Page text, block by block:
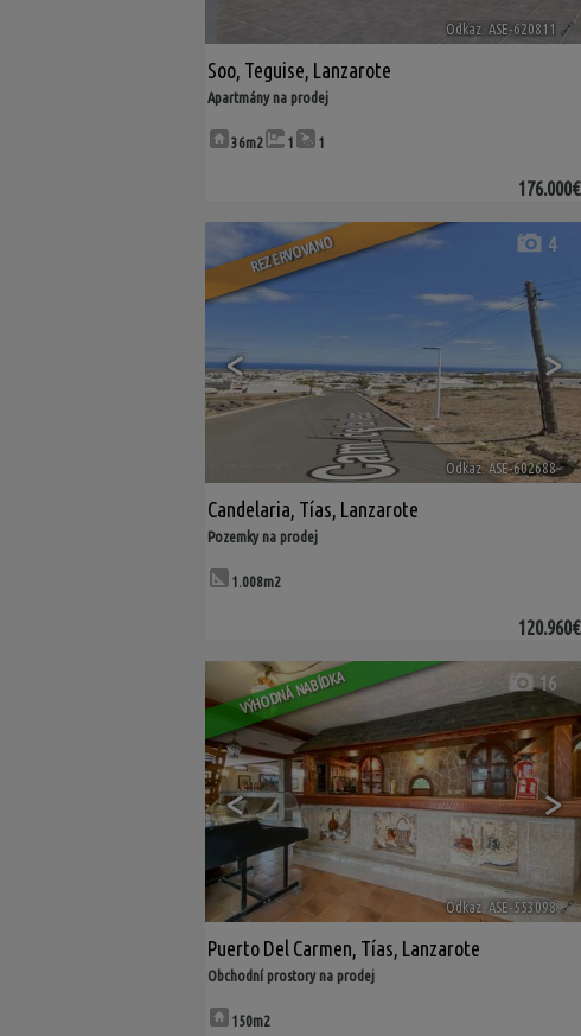
Odkaz. ASE-620811 🔗
Soo, Teguise, Lanzarote
Apartmány na prodej
36m2 1 1
176.000€
REZERVOVANO
< >
4
Odkaz. ASE-602688 🔗
Candelaria, Tías, Lanzarote
Pozemky na prodej
1.008m2
120.960€
VÝHODNÁ NABÍDKA
< >
16
Odkaz. ASE-553098 🔗
Puerto Del Carmen, Tías, Lanzarote
Obchodní prostory na prodej
150m2